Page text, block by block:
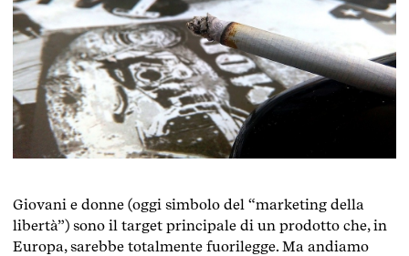
Giovani e donne (oggi simbolo del “marketing della
libertà”) sono il target principale di un prodotto che, in
Europa, sarebbe totalmente fuorilegge. Ma andiamo